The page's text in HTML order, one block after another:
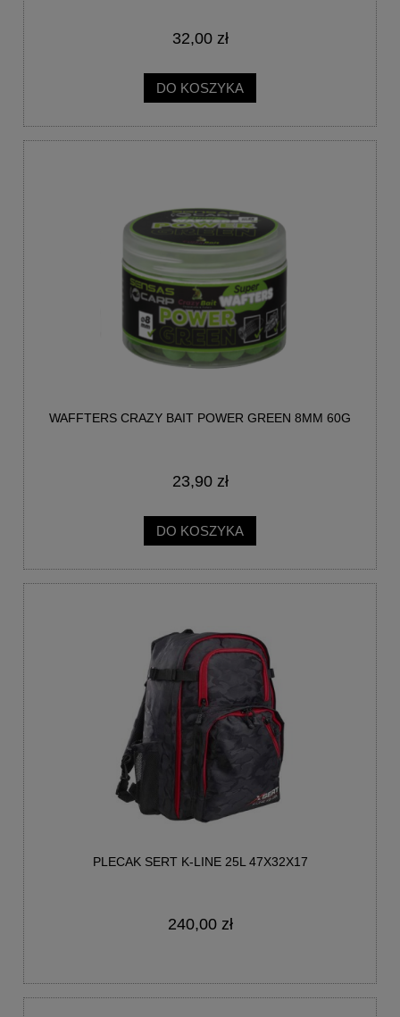
32,00 zł
DO KOSZYKA
WAFFTERS CRAZY BAIT POWER GREEN 8MM 60G
23,90 zł
DO KOSZYKA
PLECAK SERT K-LINE 25L 47X32X17
240,00 zł